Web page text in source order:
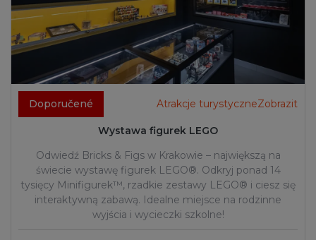
Doporučené Atrakcje turystyczneZobrazit
Wystawa figurek LEGO
Odwiedź Bricks & Figs w Krakowie – największą na
świecie wystawę figurek LEGO®. Odkryj ponad 14
tysięcy Minifigurek™, rzadkie zestawy LEGO® i ciesz się
interaktywną zabawą. Idealne miejsce na rodzinne
wyjścia i wycieczki szkolne!